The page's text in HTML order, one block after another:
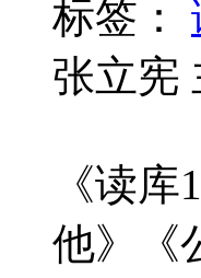
标签：
张立宪
《读
他》《